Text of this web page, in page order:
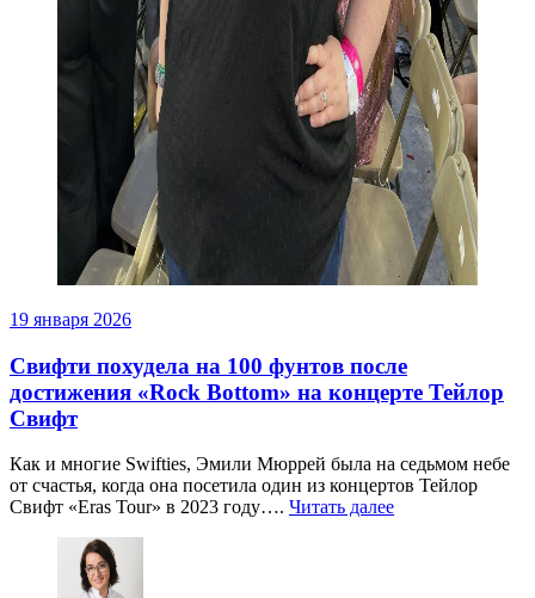
19 января 2026
Свифти похудела на 100 фунтов после
достижения «Rock Bottom» на концерте Тейлор
Свифт
Как и многие Swifties, Эмили Мюррей была на седьмом небе
от счастья, когда она посетила один из концертов Тейлор
Свифт «Eras Tour» в 2023 году…. Читать далее